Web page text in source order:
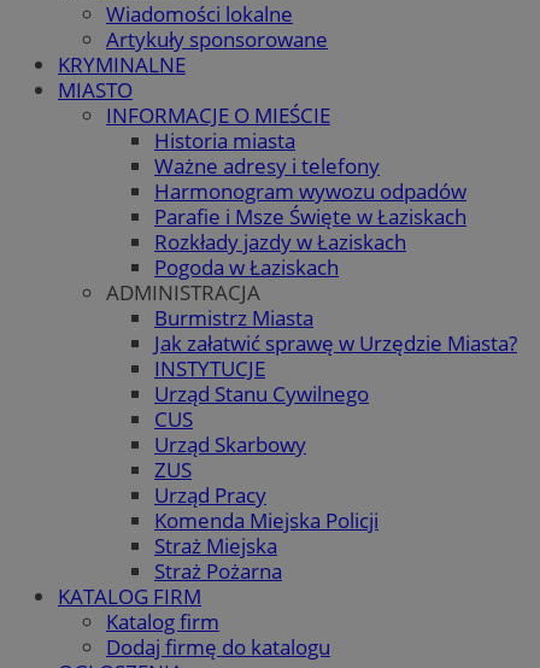
Wiadomości lokalne
Artykuły sponsorowane
KRYMINALNE
MIASTO
INFORMACJE O MIEŚCIE
Historia miasta
Ważne adresy i telefony
Harmonogram wywozu odpadów
Parafie i Msze Święte w Łaziskach
Rozkłady jazdy w Łaziskach
Pogoda w Łaziskach
ADMINISTRACJA
Burmistrz Miasta
Jak załatwić sprawę w Urzędzie Miasta?
INSTYTUCJE
Urząd Stanu Cywilnego
CUS
Urząd Skarbowy
ZUS
Urząd Pracy
Komenda Miejska Policji
Straż Miejska
Straż Pożarna
KATALOG FIRM
Katalog firm
Dodaj firmę do katalogu